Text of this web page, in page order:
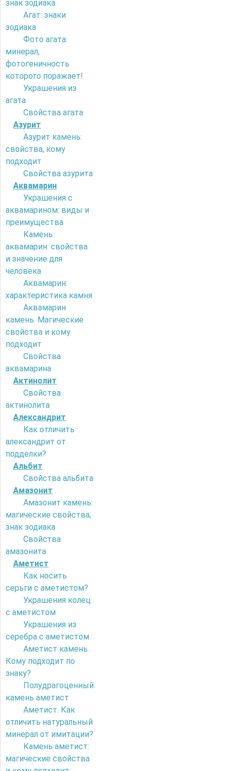
знак зодиака
Агат: знаки
зодиака
Фото агата:
минерал,
фотогеничность
которого поражает!
Украшения из
агата
Свойства агата
Азурит
Азурит камень:
свойства, кому
подходит
Свойства азурита
Аквамарин
Украшения с
аквамарином: виды и
преимущества
Камень
аквамарин: свойства
и значение для
человека
Аквамарин:
характеристика камня
Аквамарин
камень. Магические
свойства и кому
подходит
Свойства
аквамарина
Актинолит
Свойства
актинолита
Александрит
Как отличить
александрит от
подделки?
Альбит
Свойства альбита
Амазонит
Амазонит камень:
магические свойства,
знак зодиака
Свойства
амазонита
Аметист
Как носить
серьги с аметистом?
Украшения колец
с аметистом
Украшения из
серебра с аметистом
Аметист камень.
Кому подходит по
знаку?
Полудрагоценный
камень аметист
Аметист. Как
отличить натуральный
минерал от имитации?
Камень аметист:
магические свойства